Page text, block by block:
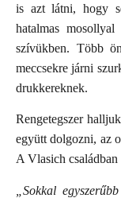
is azt látni, hogy
hatalmas
szívükben. Több
meccsekre járni
drukkereknek.
Rengetegszer
együtt dolgozni, az
A Vlasich
„Sokkal